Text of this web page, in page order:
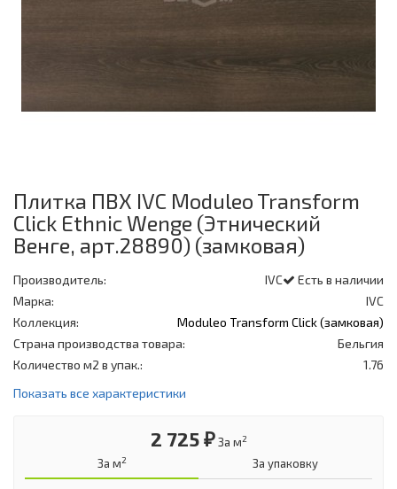
Плитка ПВХ IVC Moduleo Transform
Click Ethnic Wenge (Этнический
Венге, арт.28890) (замковая)
Есть в наличии
Производитель:
IVC
Марка:
IVC
Коллекция:
Moduleo Transform Click (замковая)
Страна производства товара:
Бельгия
Количество м2 в упак.:
1.76
Показать все характеристики
2 725 ₽ За м2
За м2 За упаковку